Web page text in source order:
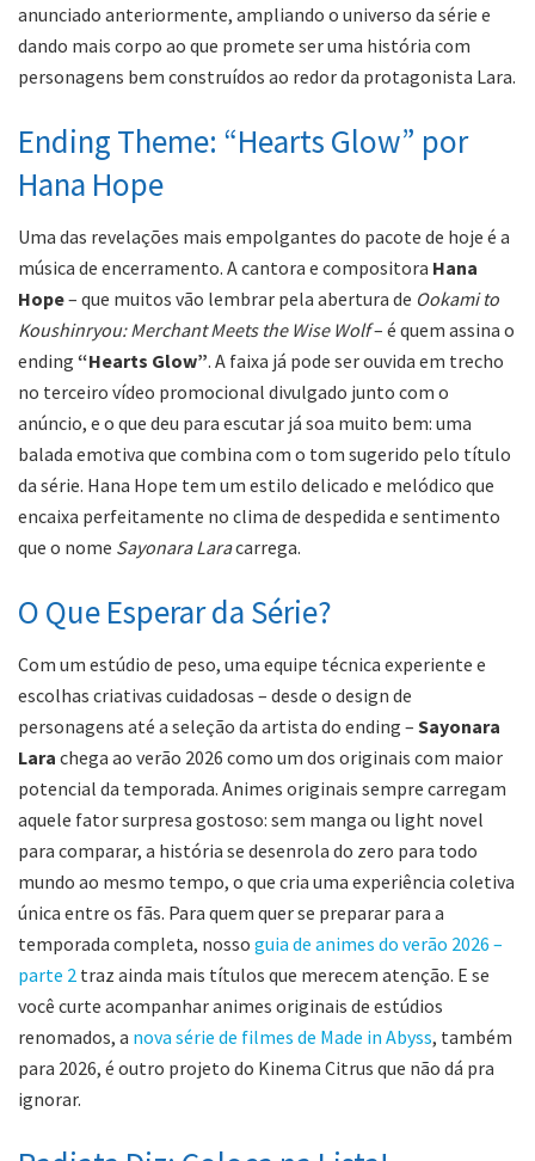
anunciado anteriormente, ampliando o universo da série e
dando mais corpo ao que promete ser uma história com
personagens bem construídos ao redor da protagonista Lara.
Ending Theme: “Hearts Glow” por
Hana Hope
Uma das revelações mais empolgantes do pacote de hoje é a
música de encerramento. A cantora e compositora Hana
Hope– que muitos vão lembrar pela abertura de Ookami to
Koushinryou: Merchant Meets the Wise Wolf– é quem assina o
ending “Hearts Glow”. A faixa já pode ser ouvida em trecho
no terceiro vídeo promocional divulgado junto com o
anúncio, e o que deu para escutar já soa muito bem: uma
balada emotiva que combina com o tom sugerido pelo título
da série. Hana Hope tem um estilo delicado e melódico que
encaixa perfeitamente no clima de despedida e sentimento
que o nome Sayonara Laracarrega.
O Que Esperar da Série?
Com um estúdio de peso, uma equipe técnica experiente e
escolhas criativas cuidadosas – desde o design de
personagens até a seleção da artista do ending – Sayonara
Lara chega ao verão 2026 como um dos originais com maior
potencial da temporada. Animes originais sempre carregam
aquele fator surpresa gostoso: sem manga ou light novel
para comparar, a história se desenrola do zero para todo
mundo ao mesmo tempo, o que cria uma experiência coletiva
única entre os fãs. Para quem quer se preparar para a
temporada completa, nosso guia de animes do verão 2026 –
parte 2 traz ainda mais títulos que merecem atenção. E se
você curte acompanhar animes originais de estúdios
renomados, a nova série de filmes de Made in Abyss, também
para 2026, é outro projeto do Kinema Citrus que não dá pra
ignorar.